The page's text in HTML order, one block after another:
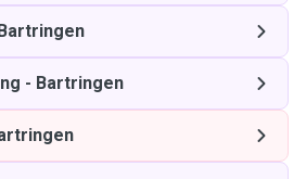
- Bartringen